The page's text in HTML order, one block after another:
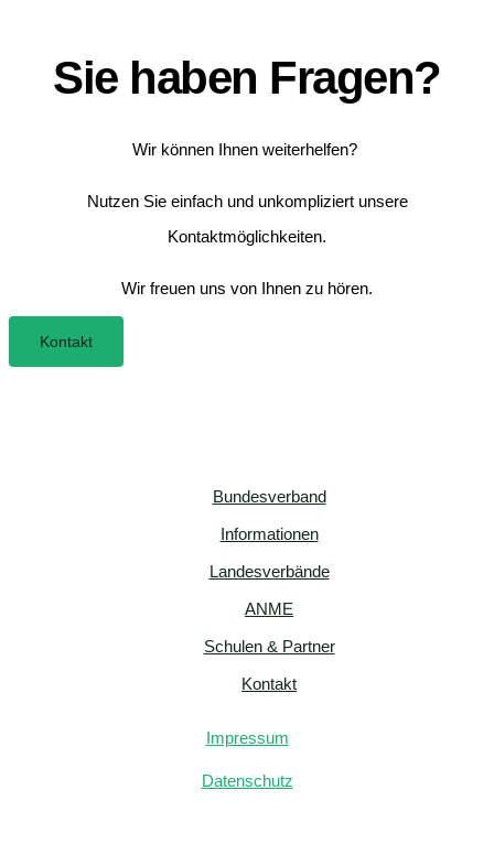
Sie haben Fragen?
Wir können Ihnen weiterhelfen?
Nutzen Sie einfach und unkompliziert unsere
Kontaktmöglichkeiten.
Wir freuen uns von Ihnen zu hören.
Kontakt
Bundesverband
Informationen
Landesverbände
ANME
Schulen & Partner
Kontakt
Impressum
Datenschutz